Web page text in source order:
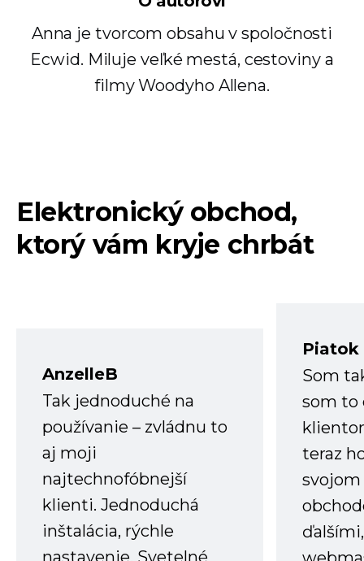
Anna je tvorcom obsahu v spoločnosti
Ecwid. Miluje veľké mestá, cestoviny a
filmy Woodyho Allena.
Elektronický obchod,
ktorý vám kryje chrbát
AnzelleB
Tak jednoduché na
používanie – zvládnu to
aj moji
najtechnofóbnejší
klienti. Jednoduchá
inštalácia, rýchle
nastavenie. Svetelné
Piatok
Som
som to
teraz